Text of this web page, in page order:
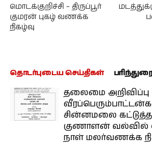
மொடக்குறிச்சி – திருப்பூர்
குமரன் புகழ் வணக்க
நிகழ்வு
தொடர்புடைய செய்திகள்
தலைமை அறிவிப்பு
சின்னமலை
குணாளன் வல்வில்
நாள் மலர்வணக்க